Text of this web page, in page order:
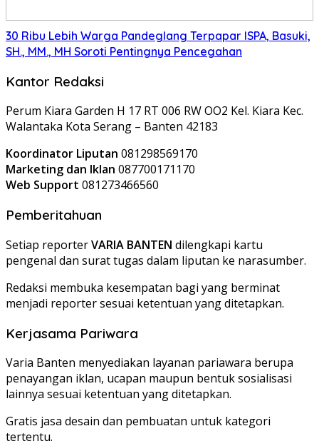
30 Ribu Lebih Warga Pandeglang Terpapar ISPA, Basuki,
SH., MM., MH Soroti Pentingnya Pencegahan
Kantor Redaksi
Perum Kiara Garden H 17 RT 006 RW OO2 Kel. Kiara Kec.
Walantaka Kota Serang – Banten 42183
Koordinator Liputan 081298569170
Marketing dan Iklan 087700171170
Web Support 081273466560
Pemberitahuan
Setiap reporterVARIA BANTEN dilengkapi kartu
pengenal dan surat tugas dalam liputan ke narasumber.
Redaksi membuka kesempatan bagi yang berminat
menjadi reporter sesuai ketentuan yang ditetapkan.
Kerjasama Pariwara
Varia Banten menyediakan layanan pariawara berupa
penayangan iklan, ucapan maupun bentuk sosialisasi
lainnya sesuai ketentuan yang ditetapkan.
Gratis jasa desain dan pembuatan untuk kategori
tertentu.